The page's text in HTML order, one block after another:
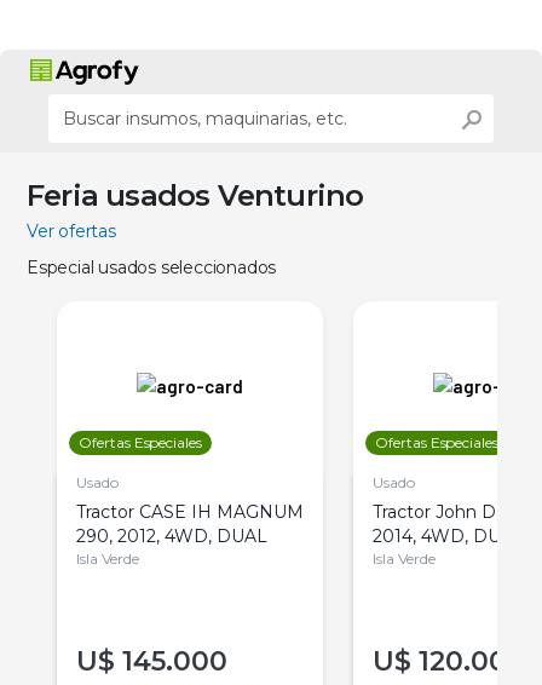
Feria usados Venturino
Ver ofertas
Especial usados seleccionados
Ofertas Especiales
Usado
Tractor CASE IH MAGNUM
290, 2012, 4WD, DUAL
Isla Verde
U$ 145.000
Ofertas Especiales
Usado
Tractor John Deere
2014, 4WD, DUAL
Isla Verde
U$ 120.000